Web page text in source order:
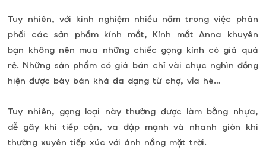
Tuy nhiên, với kinh nghiệm nhiều năm trong việc phân
phối các sản phẩm kính mắt, Kính mắt Anna khuyên
bạn không nên mua những chiếc gọng kính có giá quá
rẻ. Những sản phẩm có giá bán chỉ vài chục nghìn đồng
hiện được bày bán khá đa dạng từ chợ, vỉa hè…
Tuy nhiên, gọng loại này thường được làm bằng nhựa,
dễ gãy khi tiếp cận, va đập mạnh và nhanh giòn khi
thường xuyên tiếp xúc với ánh nắng mặt trời.